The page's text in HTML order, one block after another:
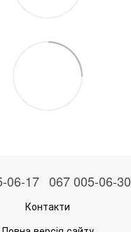
06-17 067 005-06-30
Контакти